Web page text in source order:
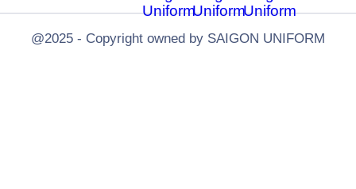
@2025 - Copyright owned by SAIGON UNIFORM